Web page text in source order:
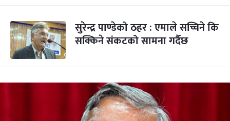
सुरेन्द्र पाण्डेको ठहर : एमाले सच्चिने कि
सक्किने संकटको सामना गर्दैछ